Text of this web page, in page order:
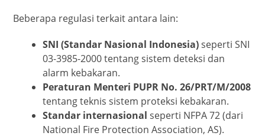
Beberapa regulasi terkait antara lain:
SNI (Standar Nasional Indonesia)seperti SNI
03-3985-2000 tentang sistem deteksi dan
alarm kebakaran.
Peraturan Menteri PUPR No. 26/PRT/M/2008
tentang teknis sistem proteksi kebakaran.
Standar internasional seperti NFPA 72 (dari
National Fire Protection Association, AS).